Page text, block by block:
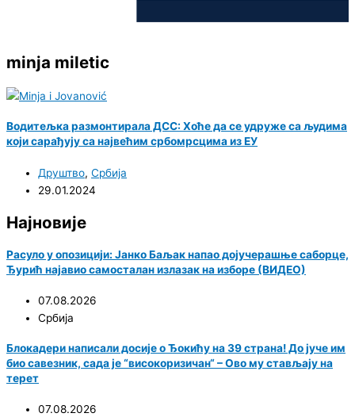
minja miletic
Водитељка размонтирала ДСС: Хоће да се удруже са људима
који сарађују са највећим србомрсцима из ЕУ
Друштво, Србија
29.01.2024
Најновије
Расуло у опозицији: Јанко Баљак напао дојучерашње саборце,
Ђурић најавио самосталан излазак на изборе (ВИДЕО)
07.08.2026
Србија
Блокадери написали досије о Ђокићу на 39 страна! До јуче им
био савезник, сада је “високоризичан“ – Ово му стављају на
терет
07.08.2026